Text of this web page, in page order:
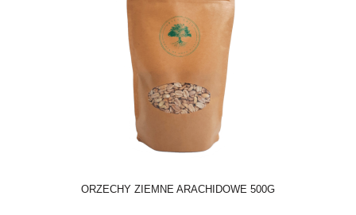
ORZECHY ZIEMNE ARACHIDOWE 500G